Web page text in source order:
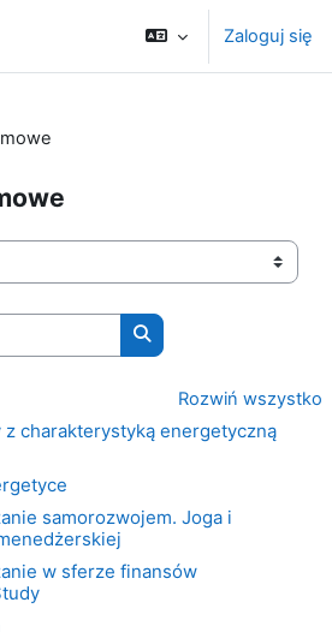
Zaloguj się
Wyszukaj kursy
Rozwiń wszystko
charakterystyką energetyczną
samorozwojem. Joga i
w sferze finansów